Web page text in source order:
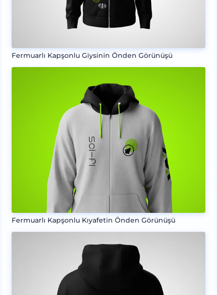
Fermuarlı Kapşonlu Giysinin Önden Görünüşü
Fermuarlı Kapşonlu Kıyafetin Önden Görünüşü